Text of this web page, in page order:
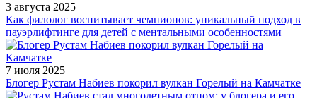
3 августа 2025
Как филолог воспитывает чемпионов: уникальный подход в
пауэрлифтинге для детей с ментальными особенностями
7 июля 2025
Блогер Рустам Набиев покорил вулкан Горелый на Камчатке